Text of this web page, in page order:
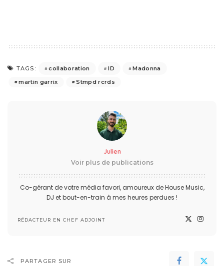
TAGS: collaboration ID
Madonna
martin garrix
Stmpd rcrds
Julien
Voir plus de publications
Co-gérant de votre média favori, amoureux de House Music,
DJ et bout-en-train à mes heures perdues !
RÉDACTEUR EN CHEF ADJOINT
PARTAGER SUR